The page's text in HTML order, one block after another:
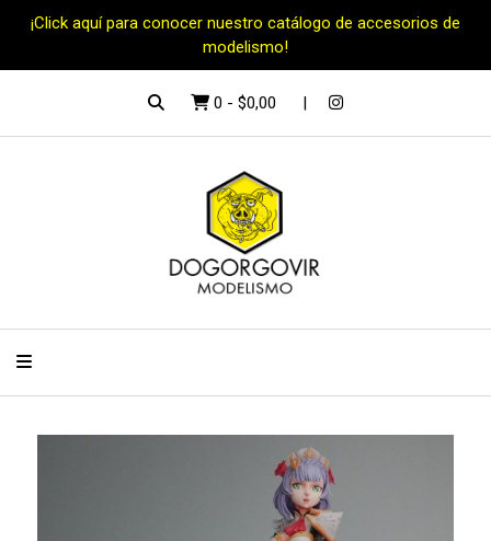
¡Click aquí para conocer nuestro catálogo de accesorios de
modelismo!
0 - $0,00